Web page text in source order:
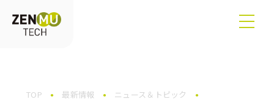
TOP 最新情報
ニュース＆トピック